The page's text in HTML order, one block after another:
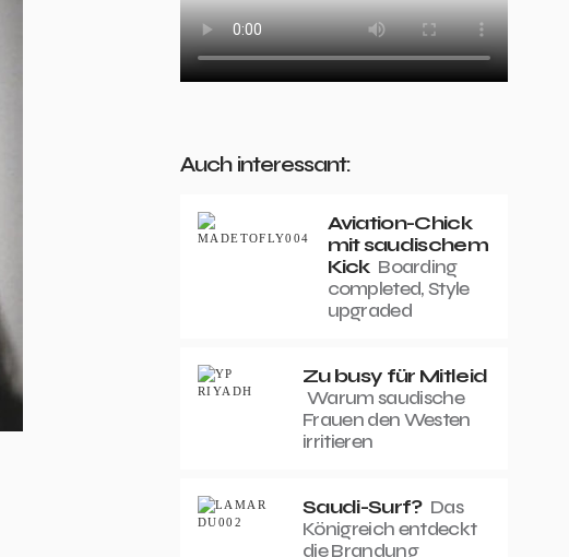
Auch interessant:
Aviation-Chick
mit saudischem
Kick Boarding
completed, Style
upgraded
Zu busy für Mitleid
Warum saudische
Frauen den Westen
irritieren
Saudi-Surf? Das
Königreich entdeckt
die Brandung